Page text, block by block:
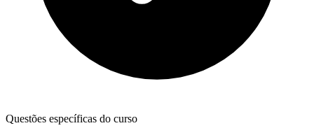
Questões específicas do curso